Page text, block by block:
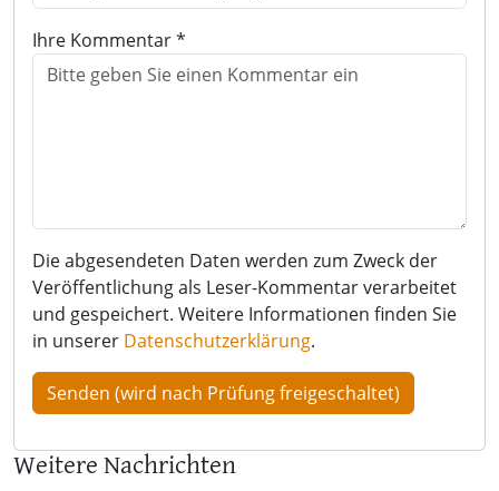
Ihre Kommentar *
Die abgesendeten Daten werden zum Zweck der
Veröffentlichung als Leser-Kommentar verarbeitet
und gespeichert. Weitere Informationen finden Sie
in unserer Datenschutzerklärung.
Weitere Nachrichten